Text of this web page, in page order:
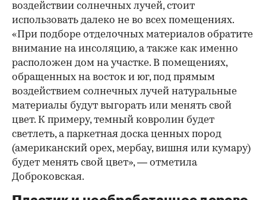
воздействии солнечных лучей, стоит
использовать далеко не во всех помещениях.
«При подборе отделочных материалов обратите
внимание на инсоляцию, а также как именно
расположен дом на участке. В помещениях,
обращенных на восток и юг, под прямым
воздействием солнечных лучей натуральные
материалы будут выгорать или менять свой
цвет. К примеру, темный ковролин будет
светлеть, а паркетная доска ценных пород
(американский орех, мербау, вишня или кумару)
будет менять свой цвет», — отметила
Доброковская.